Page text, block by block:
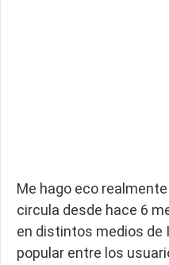
Me hago eco
circula desde hace 6
en distintos medios de
popular entre los